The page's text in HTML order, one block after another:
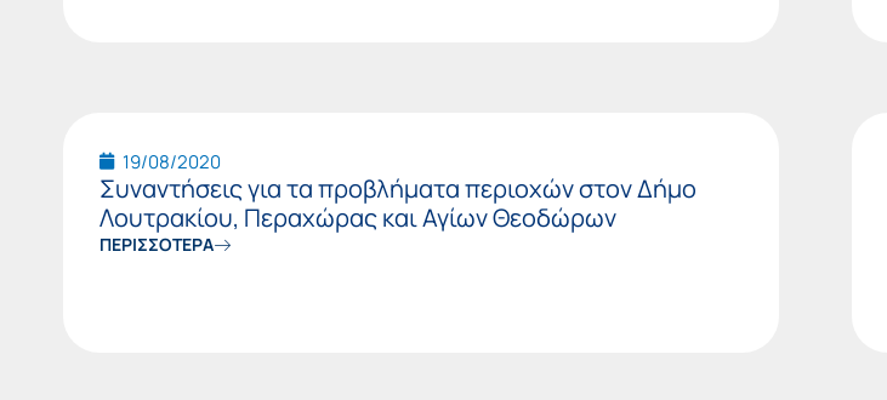
19/08/2020
Συναντήσεις για τα προβλήματα περιοχών στον Δήμο
Λουτρακίου, Περαχώρας και Αγίων Θεοδώρων
ΠΕΡΙΣΣΟΤΕΡΑ